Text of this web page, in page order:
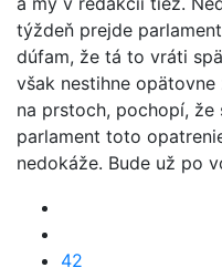
týždeň prejde
dúfam, že tá to vráti
však nestihne
na prstoch, pochopí, že
parlament toto
nedokáže. Bude už po
42